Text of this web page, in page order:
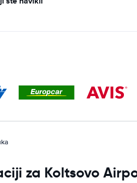
za Koltsovo